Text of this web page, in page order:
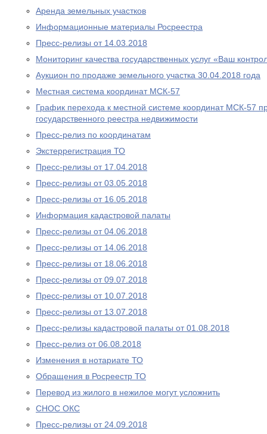
Аренда земельных участков
Информационные материалы Росреестра
Пресс-релизы от 14.03.2018
Мониторинг качества государственных услуг «Ваш
Аукцион по продаже земельного участка 30.04.2018 года
Местная система координат МСК-57
График перехода к местной системе координат МСК-57
государственного реестра недвижимости
Пресс-релиз по координатам
Экстеррегистрация ТО
Пресс-релизы от 17.04.2018
Пресс-релизы от 03.05.2018
Пресс-релизы от 16.05.2018
Информация кадастровой палаты
Пресс-релизы от 04.06.2018
Пресс-релизы от 14.06.2018
Пресс-релизы от 18.06.2018
Пресс-релизы от 09.07.2018
Пресс-релизы от 10.07.2018
Пресс-релизы от 13.07.2018
Пресс-релизы кадастровой палаты от 01.08.2018
Пресс-релиз от 06.08.2018
Изменения в нотариате ТО
Обращения в Росреестр ТО
Перевод из жилого в нежилое могут усложнить
СНОС ОКС
Пресс-релизы от 24.09.2018